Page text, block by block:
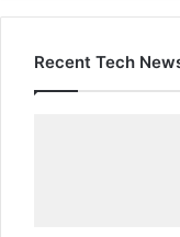
Recent Tech